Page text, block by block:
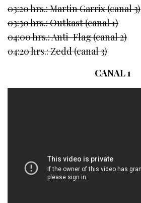
03:20 hrs.: Martin Garrix (canal 3)
03:30 hrs.: Outkast (canal 1)
04:00 hrs.: Anti-Flag (canal 2)
04:20 hrs.: Zedd (canal 3)
CANAL 1